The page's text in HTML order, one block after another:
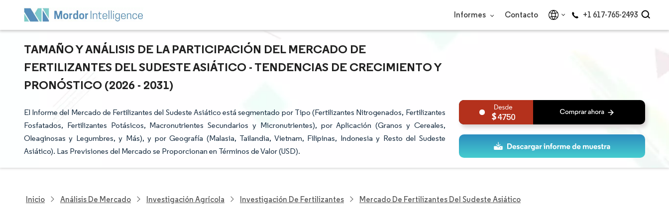
Informes Contacto +1 617-765-2493
TAMAÑO Y ANÁLISIS DE LA PARTICIPACIÓN DEL MERCADO DE
FERTILIZANTES DEL SUDESTE ASIÁTICO - TENDENCIAS DE CRECIMIENTO Y
PRONÓSTICO (2026 - 2031)
El Informe del Mercado de Fertilizantes del Sudeste Asiático está segmentado por Tipo (Fertilizantes Nitrogenados, Fertilizantes
Fosfatados, Fertilizantes Potásicos, Macronutrientes Secundarios y Micronutrientes), por Aplicación (Granos y Cereales,
Oleaginosas y Legumbres, y Más), y por Geografía (Malasia, Tailandia, Vietnam, Filipinas, Indonesia y Resto del Sudeste
Asiático). Las Previsiones del Mercado se Proporcionan en Términos de Valor (USD).
4750
Inicio Análisis De Mercado Investigación Agrícola Investigación De Fertilizantes Mercado De Fertilizantes Del Sudeste Asiático